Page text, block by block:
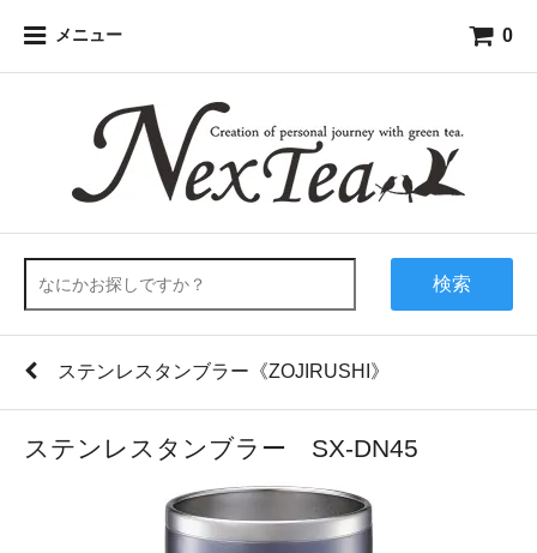
メニュー 0
検索
ステンレスタンブラー《ZOJIRUSHI》
ステンレスタンブラー SX-DN45